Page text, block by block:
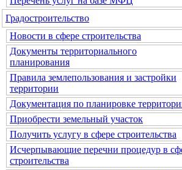
Градостроительство
Новости в сфере строительства
Документы территориального
планирования
Правила землепользования и застройки
территории
Документация по планировке
Приобрести земельный участок
Получить услугу в сфере строительства
Исчерпывающие перечни процедур в
строительства